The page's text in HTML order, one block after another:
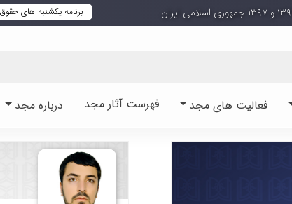
برنامه یکشنبه های حقوق
فعالیت های مجد فهرست آثار مجد درباره مجد